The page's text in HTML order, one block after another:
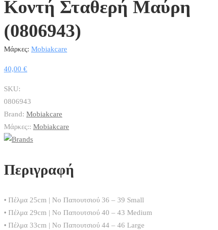
Κοντή Σταθερή Μαύρη
(0806943)
Μάρκες: Mobiakcare
40,00 €
SKU:
0806943
Brand: Mobiakcare
Μάρκες:: Mobiakcare
Περιγραφή
• Πέλμα 25cm | Νο Παπουτσιού 36 – 39 Small
• Πέλμα 29cm | Νο Παπουτσιού 40 – 43 Medium
• Πέλμα 33cm | Νο Παπουτσιού 44 – 46 Large